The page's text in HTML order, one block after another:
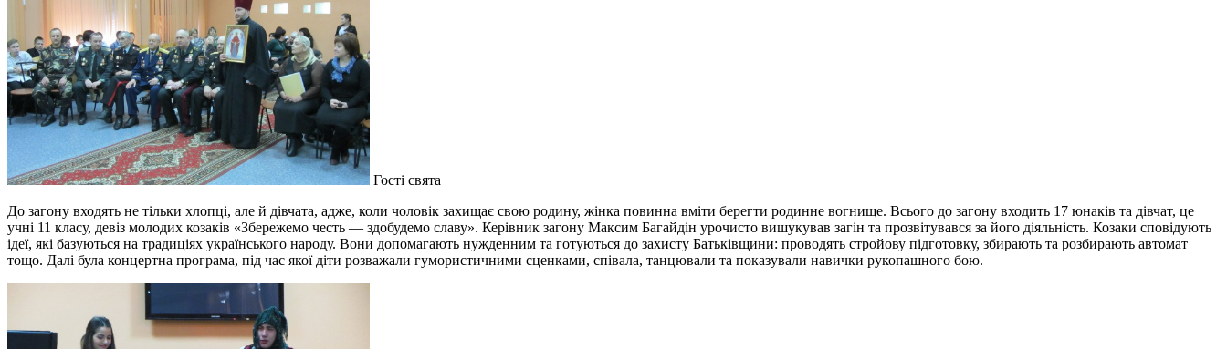
Гості свята
До загону входять не тільки хлопці, але й дівчата, адже, коли чоловік захищає свою родину, жінка повинна вміти берегти родинне вогнище. Всього до загону входить 17 юнаків та дівчат, це
учні 11 класу, девіз молодих козаків «Збережемо честь — здобудемо славу». Керівник загону Максим Багайдін урочисто вишукував загін та прозвітувався за його діяльність. Козаки сповідують
ідеї, які базуються на традиціях українського народу. Вони допомагають нужденним та готуються до захисту Батьківщини: проводять стройову підготовку, збирають та розбирають автомат
тощо. Далі була концертна програма, під час якої діти розважали гумористичними сценками, співала, танцювали та показували навички рукопашного бою.